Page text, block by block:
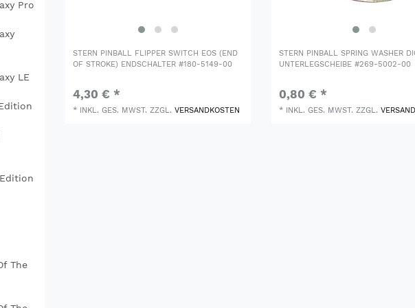
Pro
LE
The
STERN PINBALL FLIPPER SWITCH EOS (END
OF STROKE) ENDSCHALTER #180-5149-00
4,30 € *
* INKL. GES. MWST. ZZGL.VERSANDKOSTEN
STERN PINBALL SPRING WASHER
UNTERLEGSCHEIBE #269-5002-00
0,80 € *
* INKL. GES. MWST. ZZGL.